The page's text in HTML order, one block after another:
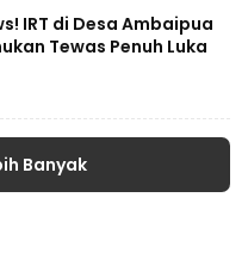
IRT di Desa Ambaipua
Tewas Penuh Luka
Banyak